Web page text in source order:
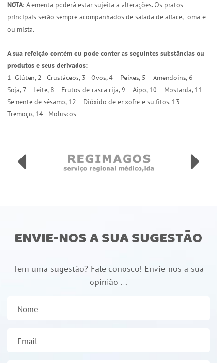
NOTA: A ementa poderá estar sujeita a alterações. Os pratos
principais serão sempre acompanhados de salada de alface, tomate
ou mista.
A sua refeição contém ou pode conter as seguintes substâncias ou
produtos e seus derivados:
1- Glúten, 2 - Crustáceos, 3 - Ovos, 4 – Peixes, 5 – Amendoins, 6 –
Soja, 7 – Leite, 8 – Frutos de casca rija, 9 – Aipo, 10 – Mostarda, 11 –
Semente de sésamo, 12 – Dióxido de enxofre e sulfitos, 13 –
Tremoço, 14 - Moluscos
ENVIE-NOS A SUA SUGESTÃO
Tem uma sugestão? Fale conosco! Envie-nos a sua
opinião ...
Nome
Email